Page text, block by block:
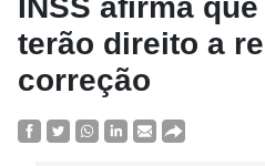
INSS afirma
terão direito a
correção